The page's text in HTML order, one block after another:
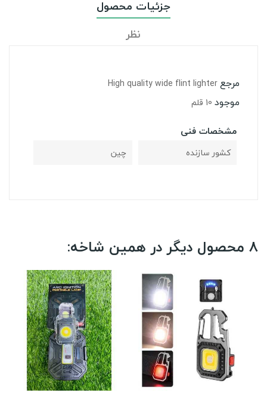
جزئیات محصول
نظر
مرجعHigh quality wide flint lighter
موجود 10 قلم
مشخصات فنی
کشور سازنده چین
8 محصول دیگر در همین شاخه: